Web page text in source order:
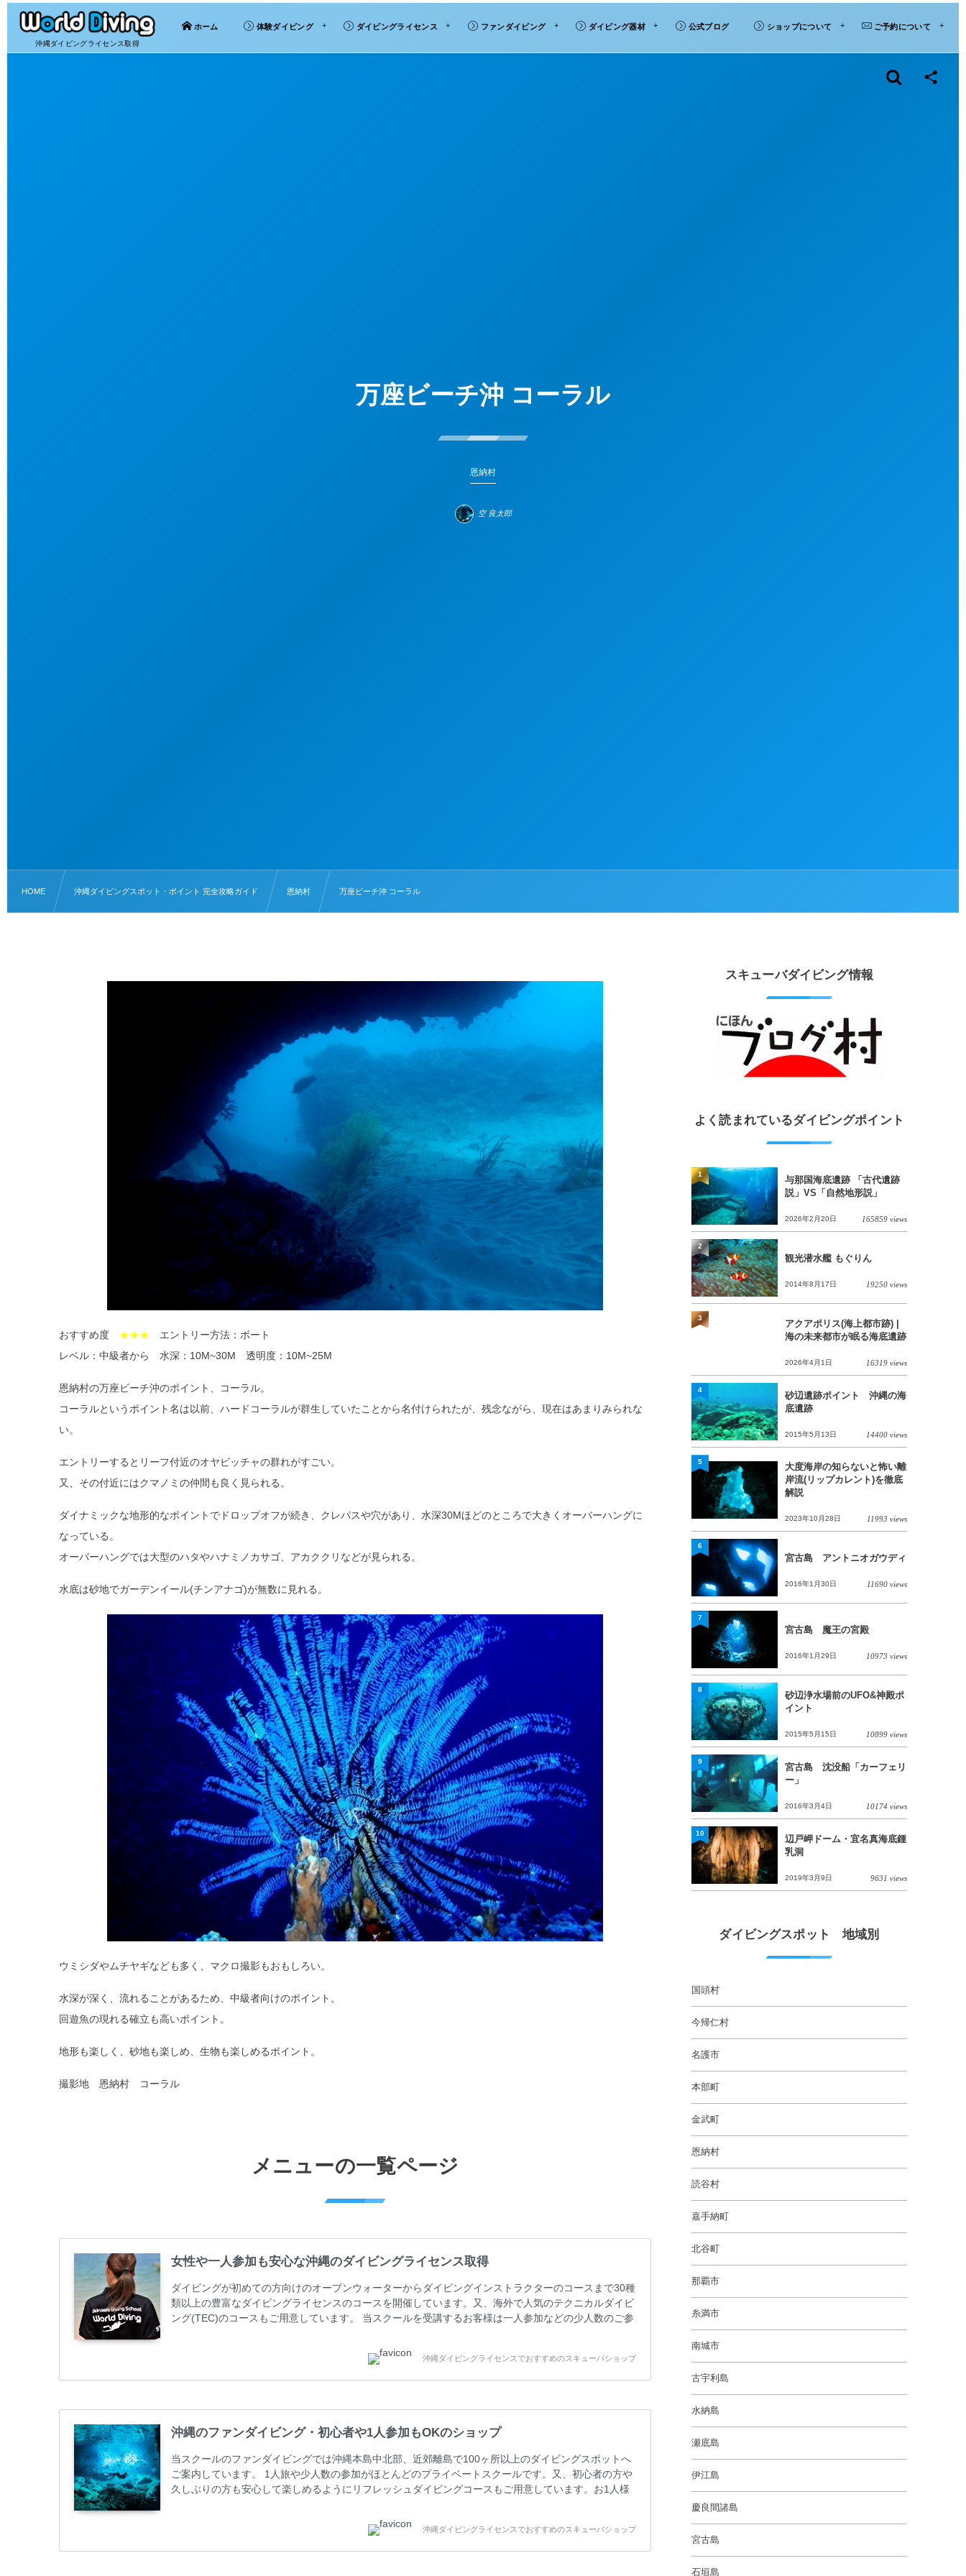
沖縄ダイビングライセンス取得
ホーム 体験ダイビング ダイビングライセンス ファンダイビング ダイビング器材 公式ブログ ショップについて ご予約について
万座ビーチ沖 コーラル
恩納村
空 良太郎
HOME 沖縄ダイビングスポット・ポイント 完全攻略ガイド 恩納村 万座ビーチ沖 コーラル
おすすめ度 ★★★ エントリー方法：ボート
レベル：中級者から 水深：10M~30M 透明度：10M~25M
恩納村の万座ビーチ沖のポイント、コーラル。
コーラルというポイント名は以前、ハードコーラルが群生していたことから名付けられたが、残念ながら、現在はあまりみられな
い。
エントリーするとリーフ付近のオヤビッチャの群れがすごい。
又、その付近にはクマノミの仲間も良く見られる。
ダイナミックな地形的なポイントでドロップオフが続き、クレパスや穴があり、水深30Mほどのところで大きくオーバーハングに
なっている。
オーバーハングでは大型のハタやハナミノカサゴ、アカククリなどが見られる。
水底は砂地でガーデンイール(チンアナゴ)が無数に見れる。
ウミシダやムチヤギなども多く、マクロ撮影もおもしろい。
水深が深く、流れることがあるため、中級者向けのポイント。
回遊魚の現れる確立も高いポイント。
地形も楽しく、砂地も楽しめ、生物も楽しめるポイント。
撮影地 恩納村 コーラル
メニューの一覧ページ
女性や一人参加も安心な沖縄のダイビングライセンス取得
ダイビングが初めての方向けのオープンウォーターからダイビングインストラクターのコースまで30種
類以上の豊富なダイビングライセンスのコースを開催しています。又、海外で人気のテクニカルダイビ
ング(TEC)のコースもご用意しています。 当スクールを受講するお客様は一人参加などの少人数のご参
ス取得コースは年間を通じてキャンペーンを行っています。 ベーシックダイバー(Cカード) 1日間+eラ
ーニング 最安値キャンペーン ￥22800(税込) ￥16800(税込) 器材 / 送迎 / 保険 / 全て込み ダイビン
グ...
沖縄ダイビングライセンスでおすすめのスキューバショップ
沖縄のファンダイビング・初心者や1人参加もOKのショップ
当スクールのファンダイビングでは沖縄本島中北部、近郊離島で100ヶ所以上のダイビングスポットへ
ご案内しています。 1人旅や少人数の参加がほとんどのプライベートスクールです。又、初心者の方や
久しぶりの方も安心して楽しめるようにリフレッシュダイビングコースもご用意しています。お1人様
ンダイビングのリピーター様はファンダイビングの全てのコース費が10%OFF、フル器材レンタルが
50%OFFになります。 沖縄本島周辺ビーチ・ファンダイビング ￥13800(税込)【 2ビーチ 】 ウエイ
ト / タンク / 送迎...
沖縄ダイビングライセンスでおすすめのスキューバショップ
スキューバダイビング情報
よく読まれているダイビングポイント
与那国海底遺跡 「古代遺跡
説」VS「自然地形説」
2026年2月20日 165859 views
1
観光潜水艦 もぐりん
2014年8月17日 19250 views
2
アクアポリス(海上都市跡) |
海の未来都市が眠る海底遺跡
2026年4月1日 16319 views
3
砂辺遺跡ポイント 沖縄の海
底遺跡
2015年5月13日 14400 views
4
大度海岸の知らないと怖い離
岸流(リップカレント)を徹底
解説
2023年10月28日 11993 views
5
宮古島 アントニオガウディ
2016年1月30日 11690 views
6
宮古島 魔王の宮殿
2016年1月29日 10973 views
7
砂辺浄水場前のUFO&神殿ポ
イント
2015年5月15日 10899 views
8
宮古島 沈没船「カーフェリ
ー」
2016年3月4日 10174 views
9
辺戸岬ドーム・宜名真海底鍾
乳洞
2019年3月9日 9631 views
10
ダイビングスポット 地域別
国頭村
今帰仁村
名護市
本部町
金武町
恩納村
読谷村
嘉手納町
北谷町
那覇市
糸満市
南城市
古宇利島
水納島
瀬底島
伊江島
慶良間諸島
宮古島
石垣島